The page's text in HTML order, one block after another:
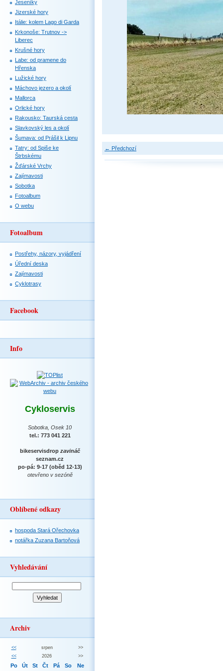
← Předchozí
Jeseníky
Jizerské hory
Itálie: kolem Lago di Garda
Krkonoše: Trutnov ->
Liberec
Krušné hory
Labe: od pramene do
Hřenska
Lužické hory
Máchovo jezero a okolí
Mallorca
Orlické hory
Rakousko: Taurská cesta
Slavkovský les a okolí
Šumava: od Prášil k Lipnu
Tatry: od Spiše ke
Štrbskému
Žďárské Vrchy
Zajímavosti
Sobotka
Fotoalbum
O webu
Fotoalbum
Postřehy, názory, vyjádření
Úřední deska
Zajímavosti
Cyklotrasy
Facebook
Info
Cykloservis
Sobotka, Osek 10
tel.: 773 041 221
bikeservisdrop zavináč
seznam.cz
po-pá: 9-17 (oběd 12-13)
otevřeno v sezóně
Oblíbené odkazy
hospoda Stará Ořechovka
notářka Zuzana Bartoňová
Vyhledávání
Archiv
<< srpen
>>
<<
2026 >>
Po Út St Čt Pá So Ne